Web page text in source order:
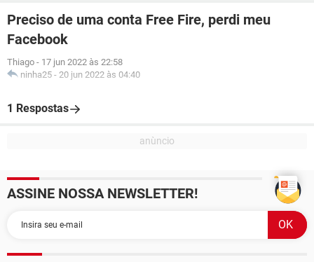
Preciso de uma conta Free Fire, perdi meu
Facebook
Thiago - 17 jun 2022 às 22:58
ninha25 - 20 jun 2022 às 04:40
1 Respostas
ASSINE NOSSA NEWSLETTER!